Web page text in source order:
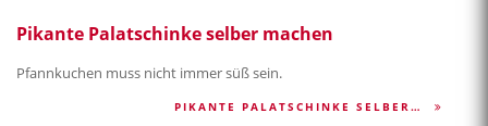
Pikante Palatschinke selber machen
Pfannkuchen muss nicht immer süß sein.
PIKANTE PALATSCHINKE SELBER…